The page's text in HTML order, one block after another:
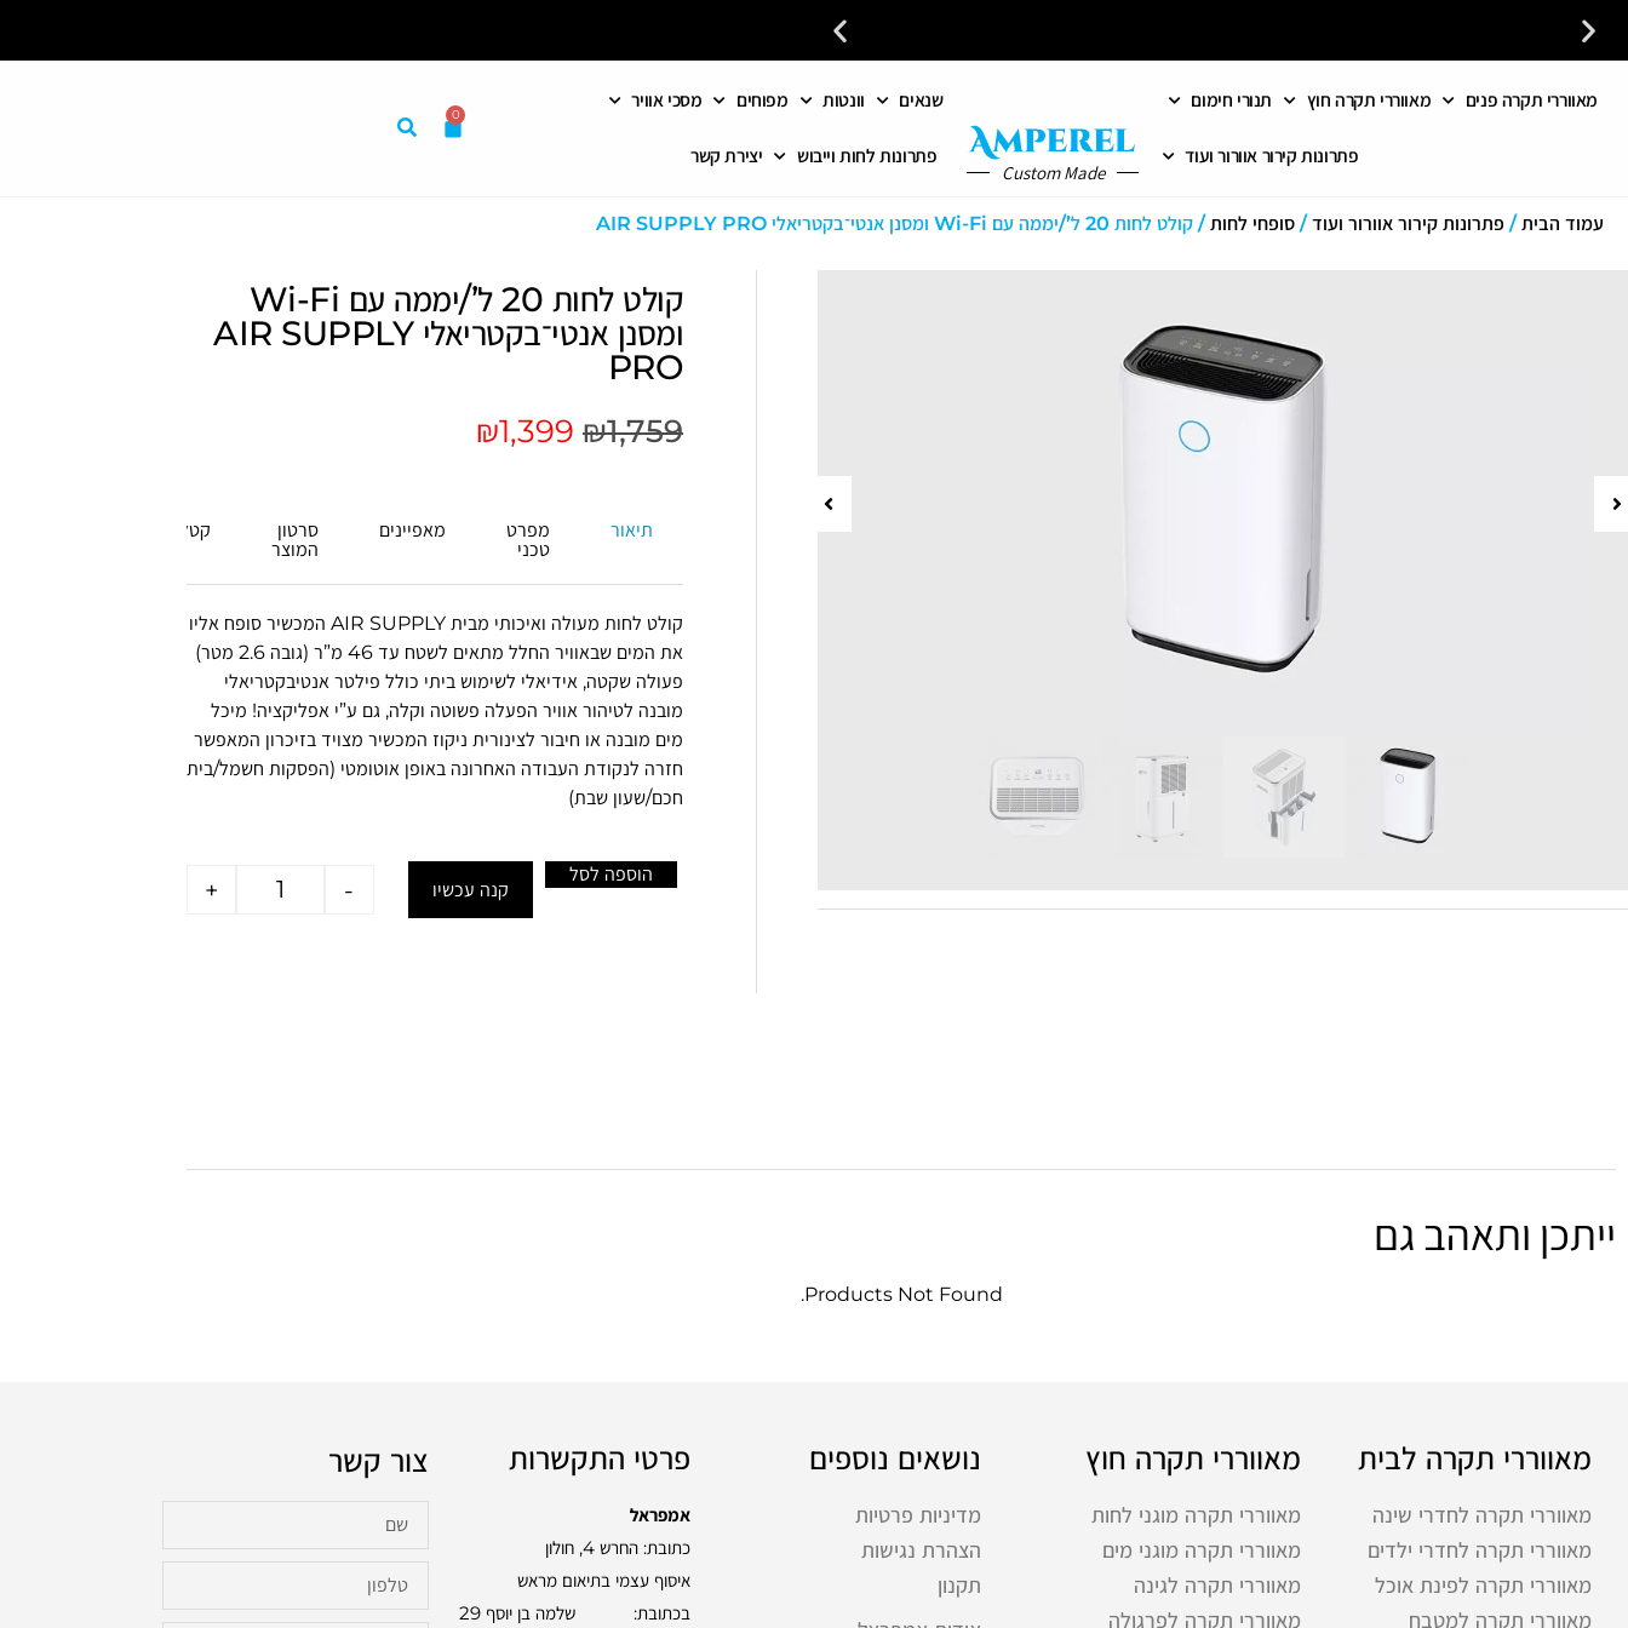
פתרונות מתקדמים לאוורור וחימום התאמה אישית לצרכיך
מאווררי תקרה פנים מאווררי תקרה חוץ תנורי חימום
פתרונות קירור אוורור ועוד
Custom Made
שנאים וונטות מפוחים מסכי אוויר
פתרונות לחות וייבוש יצירת קשר
0
עמוד הבית/ פתרונות קירור אוורור ועוד/ סופחי לחות/ קולט לחות 20 ל’/יממה עם Wi-Fi ומסנן אנטי־בקטריאלי AIR SUPPLY PRO
קולט לחות 20 ל’/יממה עם Wi-Fi
ומסנן אנטי־בקטריאלי AIR SUPPLY
PRO
₪1,759
₪1,399
תיאור
מפרט
טכני
מאפיינים
סרטון
המוצר
קטלוג
קולט לחות מעולה ואיכותי מבית AIR SUPPLY המכשיר סופח אליו
את המים שבאוויר החלל מתאים לשטח עד 46 מ”ר (גובה 2.6 מטר)
פעולה שקטה, אידיאלי לשימוש ביתי כולל פילטר אנטיבקטריאלי
מובנה לטיהור אוויר הפעלה פשוטה וקלה, גם ע”י אפליקציה! מיכל
מים מובנה או חיבור לצינורית ניקוז המכשיר מצויד בזיכרון המאפשר
חזרה לנקודת העבודה האחרונה באופן אוטומטי (הפסקות חשמל/בית
חכם/שעון שבת)
-
+
הוספה לסל
קנה עכשיו
ייתכן ותאהב גם
Products Not Found.
מאווררי תקרה לבית
מאווררי תקרה לחדרי שינה
מאווררי תקרה לחדרי ילדים
מאווררי תקרה לפינת אוכל
מאווררי תקרה למטבח
מאווררי תקרה חוץ
מאווררי תקרה מוגני לחות
מאווררי תקרה מוגני מים
מאווררי תקרה לגינה
מאווררי תקרה לפרגולה
נושאים נוספים
מדיניות פרטיות
הצהרת נגישות
תקנון
פרטי התקשרות
אמפראל
כתובת: החרש 4, חולון
איסוף עצמי בתיאום מראש
בכתובת: שלמה בן יוסף 29
צור קשר